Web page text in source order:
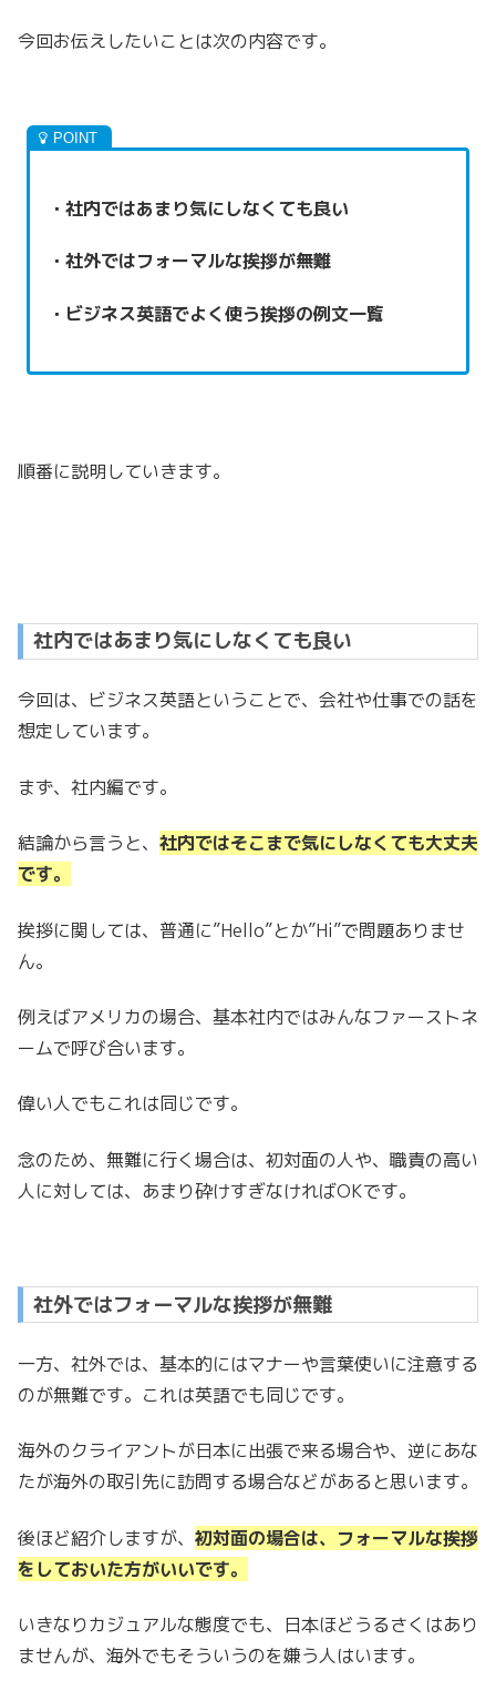
今回お伝えしたいことは次の内容です。
・社内ではあまり気にしなくても良い
・社外ではフォーマルな挨拶が無難
・ビジネス英語でよく使う挨拶の例文一覧
順番に説明していきます。
社内ではあまり気にしなくても良い
今回は、ビジネス英語ということで、会社や仕事での話を
想定しています。
まず、社内編です。
結論から言うと、 社内ではそこまで気にしなくても大丈夫
です。
挨拶に関しては、普通に”Hello”とか”Hi”で問題ありませ
ん。
例えばアメリカの場合、基本社内ではみんなファーストネ
ームで呼び合います。
偉い人でもこれは同じです。
念のため、無難に行く場合は、初対面の人や、職責の高い
人に対しては、あまり砕けすぎなければOKです。
社外ではフォーマルな挨拶が無難
一方、社外では、基本的にはマナーや言葉使いに注意する
のが無難です。これは英語でも同じです。
海外のクライアントが日本に出張で来る場合や、逆にあな
たが海外の取引先に訪問する場合などがあると思います。
後ほど紹介しますが、 初対面の場合は、フォーマルな挨拶
をしておいた方がいいです。
いきなりカジュアルな態度でも、日本ほどうるさくはあり
ませんが、海外でもそういうのを嫌う人はいます。